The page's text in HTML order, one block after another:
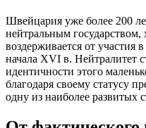
Швейцария уже более 200
нейтральным государством,
воздерживается от участия
начала XVI в. Нейтралитет
идентичности этого
благодаря своему статусу
одну из наиболее развитых